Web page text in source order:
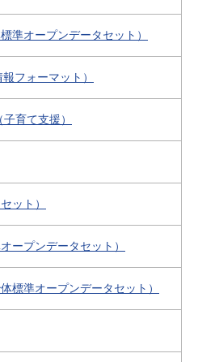
準オープンデータセット）
フォーマット）
育て支援）
ット）
ープンデータセット）
標準オープンデータセット）